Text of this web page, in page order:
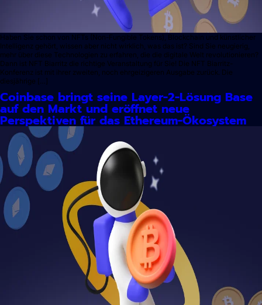
Haben Sie schon von NFTs (Non-Fungible Tokens), Blockchain und künstlicher
Intelligenz gehört, wissen aber nicht wirklich, was das ist? Sind Sie neugierig,
mehr über diese Technologien zu erfahren, die die digitale Welt revolutionieren?
Dann ist NFT Biarritz die richtige Veranstaltung für Sie! Die NFT Biarritz-
Konferenz ist mit ihrer zweiten, noch ehrgeizigeren Ausgabe zurück. Die
diesjährige […]
Coinbase bringt seine Layer-2-Lösung Base
auf den Markt und eröffnet neue
Perspektiven für das Ethereum-Ökosystem